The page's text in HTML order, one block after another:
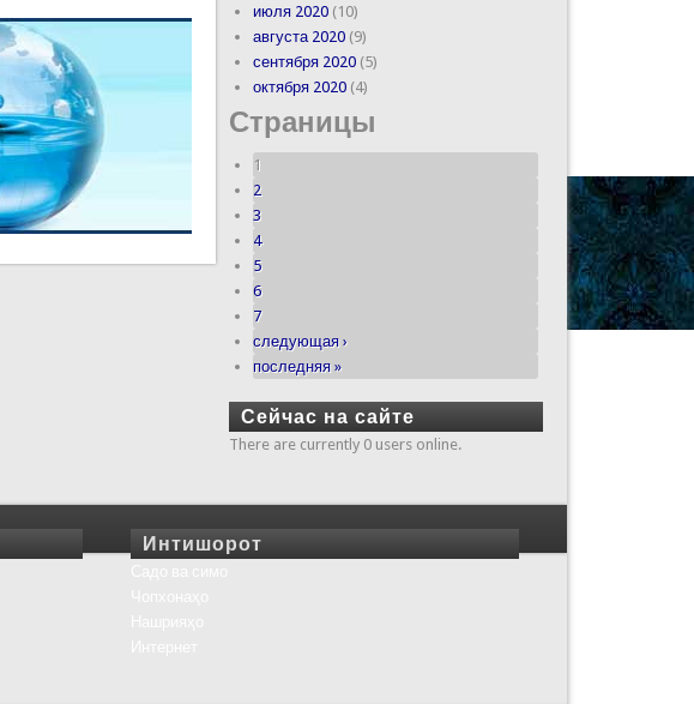
июля 2020(10)
августа 2020(9)
сентября 2020(5)
октября 2020(4)
Страницы
1
2
3
4
5
6
7
следующая ›
последняя »
Сейчас на сайте
There are currently 0 users online.
Интишорот